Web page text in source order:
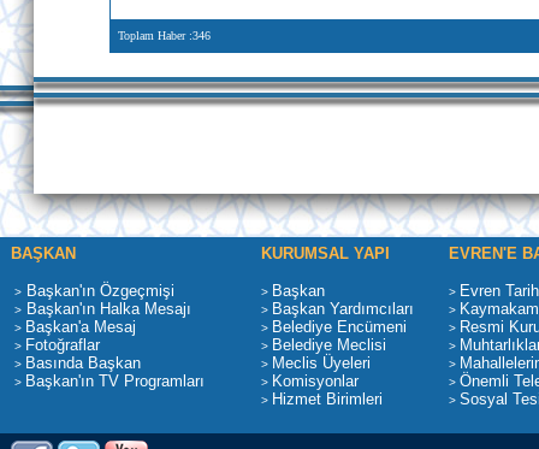
Toplam Haber :346
BAŞKAN KURUMSAL YAPI EVREN'E
> Başkan'ın Özgeçmişi
> Başkan'ın Halka Mesajı
> Başkan'a Mesaj
> Fotoğraflar
> Basında Başkan
> Başkan'ın TV Programları
> Başkan
> Başkan Yardımcıları
> Belediye Encümeni
> Belediye Meclisi
> Meclis Üyeleri
> Komisyonlar
> Hizmet Birimleri
> Evren
>
> Resmi
>
>
> Önemli
> Sosyal